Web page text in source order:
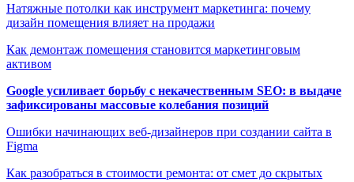
Натяжные потолки как инструмент маркетинга: почему
дизайн помещения влияет на продажи
Как демонтаж помещения становится маркетинговым
активом
Google усиливает борьбу с некачественным SEO: в выдаче
зафиксированы массовые колебания позиций
Ошибки начинающих веб-дизайнеров при создании сайта в
Figma
Как разобраться в стоимости ремонта: от смет до скрытых